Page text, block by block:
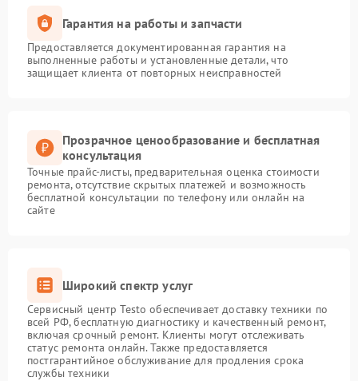
Гарантия на работы и запчасти
Предоставляется документированная гарантия на
выполненные работы и установленные детали, что
защищает клиента от повторных неисправностей
Прозрачное ценообразование и бесплатная
консультация
Точные прайс-листы, предварительная оценка стоимости
ремонта, отсутствие скрытых платежей и возможность
бесплатной консультации по телефону или онлайн на
сайте
Широкий спектр услуг
Сервисный центр Testo обеспечивает доставку техники по
всей РФ, бесплатную диагностику и качественный ремонт,
включая срочный ремонт. Клиенты могут отслеживать
статус ремонта онлайн. Также предоставляется
постгарантийное обслуживание для продления срока
службы техники